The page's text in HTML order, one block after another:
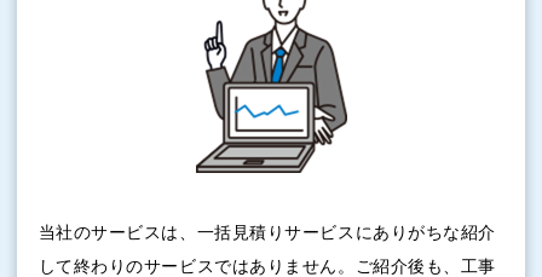
当社のサービスは、一括見積りサービスにありがちな紹介
して終わりのサービスではありません。ご紹介後も、工事